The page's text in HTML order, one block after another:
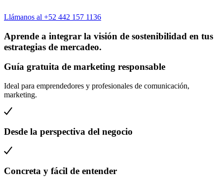
Llámanos al +52 442 157 1136
Aprende a integrar la visión de sostenibilidad en tus
estrategias de mercadeo.
Guía gratuita de marketing responsable
Ideal para emprendedores y profesionales de comunicación,
marketing.
Desde la perspectiva del negocio
Concreta y fácil de entender